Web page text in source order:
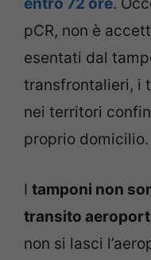
entro 72 ore.
pCR, non è
esentati dal
transfrontalieri, i
nei territori
proprio domicilio.
I tamponi non
transito
non si lasci